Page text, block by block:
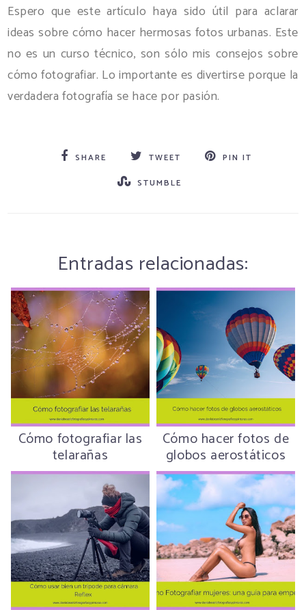
Espero que este artículo haya sido útil para aclarar
ideas sobre cómo hacer hermosas fotos urbanas. Este
no es un curso técnico, son sólo mis consejos sobre
cómo fotografiar. Lo importante es divertirse porque la
verdadera fotografía se hace por pasión.
SHARE TWEET
PIN IT
STUMBLE
Entradas relacionadas:
Cómo fotografiar las
telarañas
Cómo hacer fotos de
globos aerostáticos